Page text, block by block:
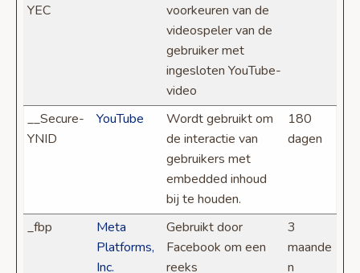
YEC
voorkeuren van de
videospeler van de
gebruiker met
ingesloten YouTube-
video
__Secure-
YNID
YouTube
Wordt gebruikt om
de interactie van
gebruikers met
embedded inhoud
bij te houden.
180
dagen
_fbp
Meta
Platforms,
Inc.
Gebruikt door
Facebook om een
reeks
3
maande
n